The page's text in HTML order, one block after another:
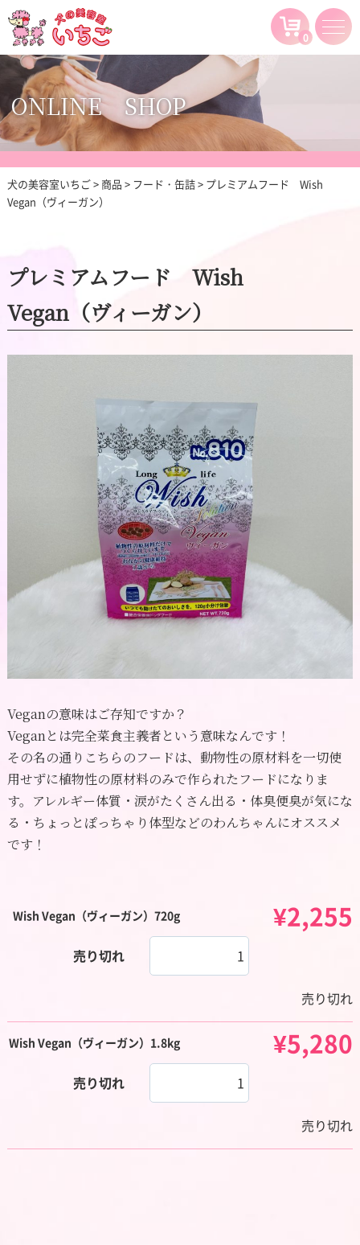
0
ONLINE SHOP
犬の美容室いちご> 商品 > フード・缶詰> プレミアムフード Wish
Vegan（ヴィーガン）
プレミアムフード Wish
Vegan（ヴィーガン）
Veganの意味はご存知ですか？
Veganとは完全菜食主義者という意味なんです！
その名の通りこちらのフードは、 動物性の原材料を一切使
用せずに植物性の原材料のみで作られたフードになりま
す。アレルギー体質・涙がたくさん出る・体臭便臭が気にな
る・ちょっとぽっちゃり体型などのわんちゃんにオススメ
です！
Wish Vegan（ヴィーガン）720g ¥2,255
売り切れ
売り切れ
Wish Vegan（ヴィーガン）1.8kg ¥5,280
売り切れ
売り切れ